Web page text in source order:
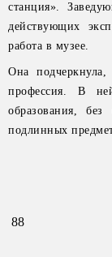
станция».
действующих
работа в музее.
Она
профессия. В
образования,
подлинных
88